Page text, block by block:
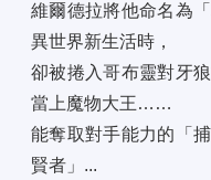
維爾德拉將他命名為
異世界新生活時，
卻被捲入哥布靈對牙
當上魔物大王……
能奪取對手能力的「
賢者」...